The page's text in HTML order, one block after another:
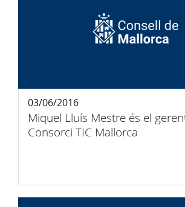
Miquel Lluís Mestre és el
Consorci TIC Mallorca
03/06/2016